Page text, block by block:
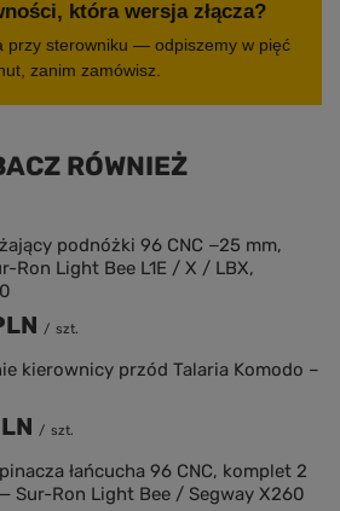
która wersja złącza?
przy sterowniku — odpiszemy w pięć
zanim zamówisz.
RÓWNIEŻ
podnóżki 96 CNC −25 mm,
Ron Light Bee L1E / X / LBX,
/ szt.
kierownicy przód Talaria Komodo –
/ szt.
łańcucha 96 CNC, komplet 2
Sur-Ron Light Bee / Segway X260